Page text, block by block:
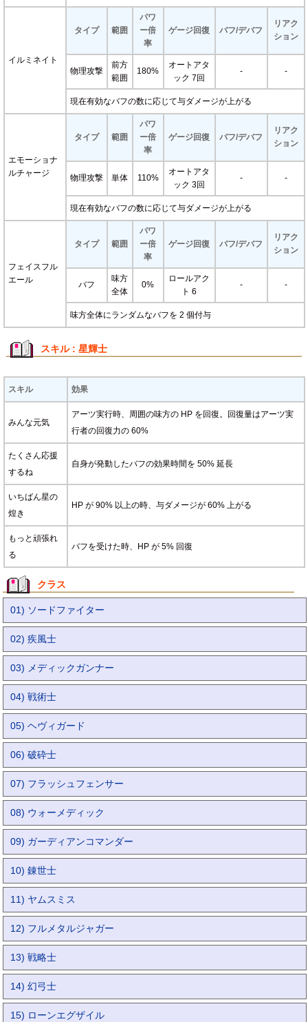
イルミネイト
タイプ 範囲
パワ
ー倍
率
ゲージ回復 バフ/デバフ
リアク
ション
物理攻撃
前方
範囲
180%
オートアタ
ック 7回
- -
現在有効なバフの数に応じて与ダメージが上がる
エモーショナ
ルチャージ
タイプ 範囲
パワ
ー倍
率
ゲージ回復 バフ/デバフ
リアク
ション
物理攻撃 単体 110%
オートアタ
ック 3回
- -
現在有効なバフの数に応じて与ダメージが上がる
フェイスフル
エール
タイプ 範囲
パワ
ー倍
率
ゲージ回復 バフ/デバフ
リアク
ション
バフ
味方
全体
0%
ロールアク
ト 6
- -
味方全体にランダムなバフを 2 個付与
スキル : 星輝士
スキル 効果
みんな元気
アーツ実行時、周囲の味方の HP を回復。回復量はアーツ実
行者の回復力の 60%
たくさん応援
するね
自身が発動したバフの効果時間を 50% 延長
いちばん星の
煌き
HP が 90% 以上の時、与ダメージが 60% 上がる
もっと頑張れ
る
バフを受けた時、HP が 5% 回復
クラス
01) ソードファイター
02) 疾風士
03) メディックガンナー
04) 戦術士
05) ヘヴィガード
06) 破砕士
07) フラッシュフェンサー
08) ウォーメディック
09) ガーディアンコマンダー
10) 錬世士
11) ヤムスミス
12) フルメタルジャガー
13) 戦略士
14) 幻弓士
15) ローンエグザイル